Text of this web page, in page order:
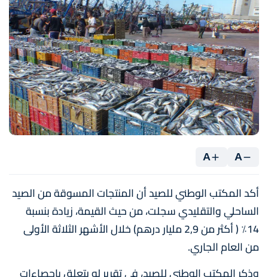
A
A
أكد المكتب الوطني للصيد أن المنتجات المسوقة من الصيد
الساحلي والتقليدي سجلت، من حيث القيمة، زيادة بنسبة
14٪ ( أكثر من 2,9 مليار درهم) خلال الأشهر الثلاثة الأولى
من العام الجاري.